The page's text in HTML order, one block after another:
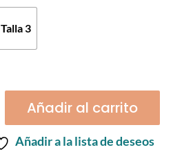
Talla 3
Añadir al carrito
Añadir a la lista de deseos